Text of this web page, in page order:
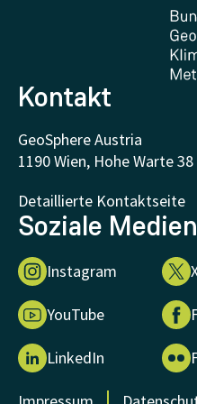
Zertifikate und
FAQ - Häufig gestellte
Forschung unterstützen
Kontakt
GeoSphere Austria
1190 Wien, Hohe Warte 38
Detaillierte Kontaktseite
Soziale Medien
Instagram
YouTube
LinkedIn